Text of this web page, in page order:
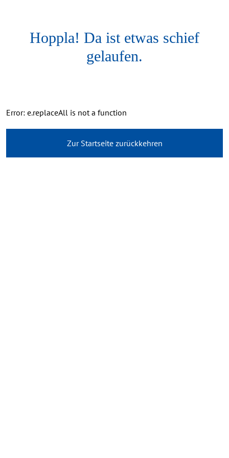
Hoppla! Da ist etwas schief
gelaufen.
Error: e.replaceAll is not a function
Zur Startseite zurückkehren